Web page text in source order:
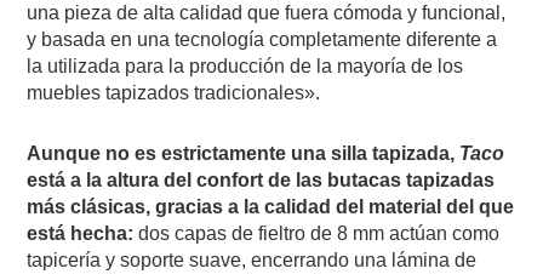
una pieza de alta calidad que fuera cómoda y funcional,
y basada en una tecnología completamente diferente a
la utilizada para la producción de la mayoría de los
muebles tapizados tradicionales».
Aunque no es estrictamente una silla tapizada, Taco
está a la altura del confort de las butacas tapizadas
más clásicas, gracias a la calidad del material del que
está hecha: dos capas de fieltro de 8 mm actúan como
tapicería y soporte suave, encerrando una lámina de